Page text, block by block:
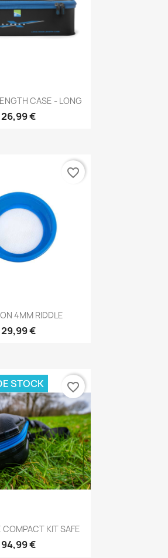
rapide
CASE - LONG
26,99 €
rapide
4MM RIDDLE
29,99 €
favorite_border
rapide
COMPACT KIT SAFE
94,99 €
STOCK favorite_border